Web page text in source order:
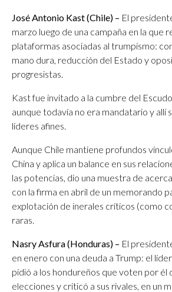
José Antonio Kast (Chile) – El
marzo luego de una campaña en la que
plataformas asociadas al trumpismo:
mano dura, reducción del Estado y
progresistas.
Kast fue invitado a la cumbre del
aunque todavía no era mandatario y allí
líderes afines.
Aunque Chile mantiene profundos
China y aplica un balance en sus
las potencias, dio una muestra de
con la firma en abril de un memorando
explotación de inerales críticos (como
raras.
Nasry Asfura (Honduras) – El
en enero con una deuda a Trump: el
pidió a los hondureños que voten por él
elecciones y criticó a sus rivales, en un